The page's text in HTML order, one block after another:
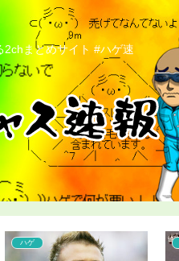
まとめサイト #ハゲ速
ハゲ